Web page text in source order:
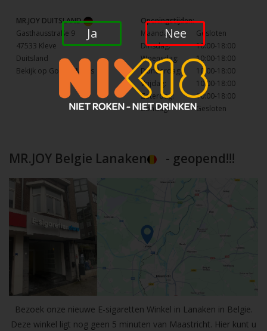
MR.JOY DUITSLAND
Gasthausstraße 9
47533 Kleve
Duitsland
Bekijk op Google Maps
Openingstijden:
Maandag:
Gesloten
Dinsdag:
10:00-18:00
Woensdag:
10:00-18:00
Donderdag:
10:00-18:00
Vrijdag:
10:00-18:00
Zaterdag:
10:00-18:00
Zondag:
Gesloten
MR.JOY Belgie Lanaken - geopend!!!
Bezoek onze nieuwe E-sigaretten Winkel in Lanaken in Belgie.
Deze winkel ligt nog geen 5 minuten van Maastricht. Hier kunt u
Ja Nee